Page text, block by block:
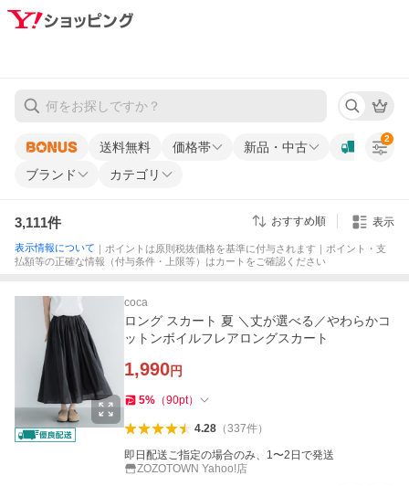
送料無料 価格帯
新品・中古
ブランド
カテゴリ
2
3,111件 おすすめ順 表示
表示情報について ｜ポイントは原則税抜価格を基準に付与されます｜ポイント・支
払額等の正確な情報（付与条件・上限等）はカートをご確認ください
coca
ロング スカート 夏 ＼丈が選べる／やわらかコ
ットンボイルフレアロングスカート
1,990円
5% （90pt）
4.28（337件）
即日配送ご指定の場合のみ、1〜2日で発送
ZOZOTOWN Yahoo!店